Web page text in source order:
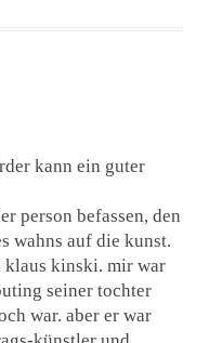
kann ein guter
person befassen, den
wahns auf die kunst.
klaus kinski. mir war
seiner tochter
war. aber er war